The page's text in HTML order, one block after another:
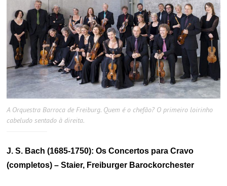
A Orquestra Barroca de Freiburg. Quem é o chefão? O primeiro loirinho
cabeludo sentado à direita.
J. S. Bach (1685-1750): Os Concertos para Cravo
(completos) – Staier, Freiburger Barockorchester